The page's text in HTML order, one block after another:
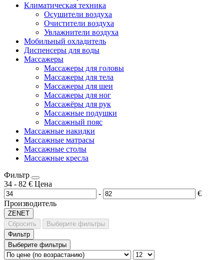
Климатическая техника
Осушители воздуха
Очистители воздуха
Увлажнители воздуха
Мобильный охладитель
Диспенсеры для воды
Массажеры
Массажеры для головы
Массажеры для тела
Массажеры для шеи
Массажеры для ног
Массажёры для рук
Массажные подушки
Массажный пояс
Массажные накидки
Массажные матрасы
Массажные столы
Массажные кресла
Фильтр
34 - 82 € Цена
-
€
Производитель
ZENET
Сбросить
Выберите фильтры
Фильтр
Выберите фильтры